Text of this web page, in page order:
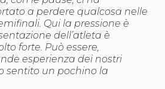
Monotematici
Specializzazione
FIJLKAM-FISDIR
Fisico
- Didattica infantile
dirigenti sportivi
Direttore di Gara
a perdere qualcosa nelle
Qui la pressione è
dell’atleta è
forte. Può essere,
esperienza dei nostri
sentito un pochino la